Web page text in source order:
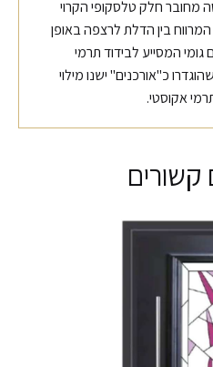
מחובר חלק טלסקופי הקרוי
בין הדלת לרצפה באופן
המסייע לבידוד תרמי
כ"אורכנים" ישנו מילוי
אקוסטי.
קשורים